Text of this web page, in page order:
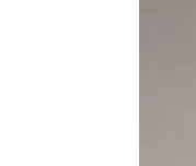
Первая
эта вилла
В Сан Вито